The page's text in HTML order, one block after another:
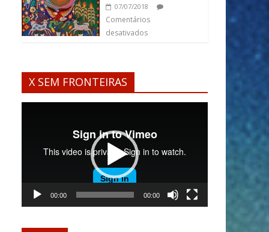
07/07/2018
Comentários
desativados
X SEM FRONTEIRAS
00:00 00:00